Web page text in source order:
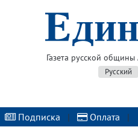
Газета русской
Русский
Подписка | Оплата |